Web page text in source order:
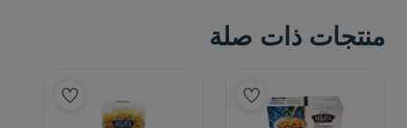
منتجات ذات صلة